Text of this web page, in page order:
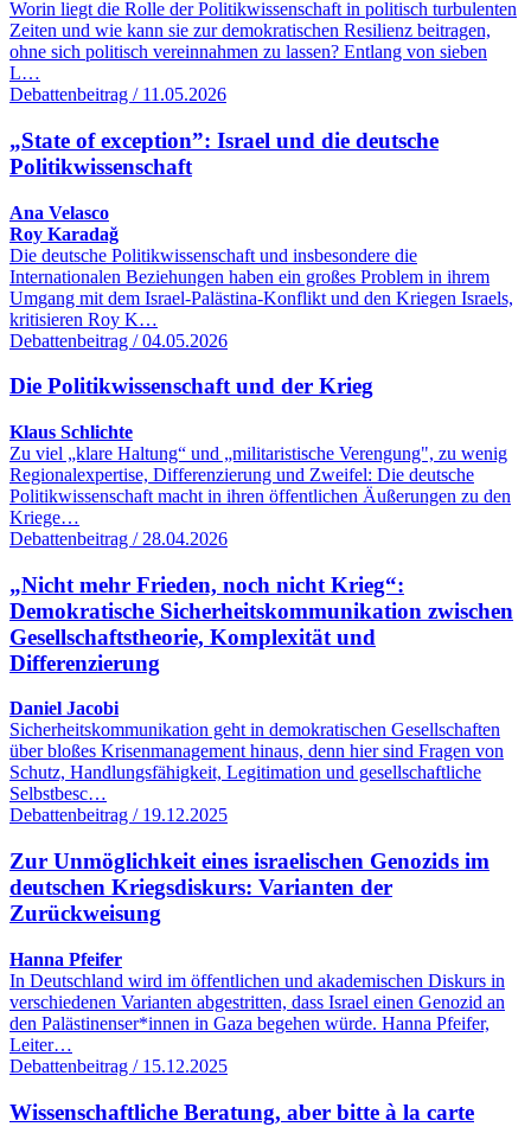
Worin liegt die Rolle der Politikwissenschaft in politisch turbulenten
Zeiten und wie kann sie zur demokratischen Resilienz beitragen,
ohne sich politisch vereinnahmen zu lassen? Entlang von sieben
L…
Debattenbeitrag / 11.05.2026
„State of exception”: Israel und die deutsche
Politikwissenschaft
Ana Velasco
Roy Karadağ
Die deutsche Politikwissenschaft und insbesondere die
Internationalen Beziehungen haben ein großes Problem in ihrem
Umgang mit dem Israel-Palästina-Konflikt und den Kriegen Israels,
kritisieren Roy K…
Debattenbeitrag / 04.05.2026
Die Politikwissenschaft und der Krieg
Klaus Schlichte
Zu viel „klare Haltung“ und „militaristische Verengung", zu wenig
Regionalexpertise, Differenzierung und Zweifel: Die deutsche
Politikwissenschaft macht in ihren öffentlichen Äußerungen zu den
Kriege…
Debattenbeitrag / 28.04.2026
„Nicht mehr Frieden, noch nicht Krieg“:
Demokratische Sicherheitskommunikation zwischen
Gesellschaftstheorie, Komplexität und
Differenzierung
Daniel Jacobi
Sicherheitskommunikation geht in demokratischen Gesellschaften
über bloßes Krisenmanagement hinaus, denn hier sind Fragen von
Schutz, Handlungsfähigkeit, Legitimation und gesellschaftliche
Selbstbesc…
Debattenbeitrag / 19.12.2025
Zur Unmöglichkeit eines israelischen Genozids im
deutschen Kriegsdiskurs: Varianten der
Zurückweisung
Hanna Pfeifer
In Deutschland wird im öffentlichen und akademischen Diskurs in
verschiedenen Varianten abgestritten, dass Israel einen Genozid an
den Palästinenser*innen in Gaza begehen würde. Hanna Pfeifer,
Leiter…
Debattenbeitrag / 15.12.2025
Wissenschaftliche Beratung, aber bitte à la carte